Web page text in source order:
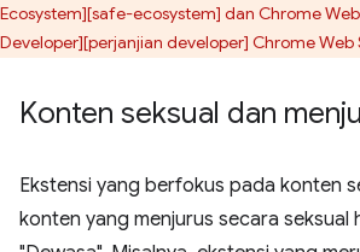
Ecosystem][safe-ecosystem] dan Chrome
Developer][perjanjian developer] Chrome Web
Konten seksual dan
Ekstensi yang berfokus pada konten
konten yang menjurus secara seksual